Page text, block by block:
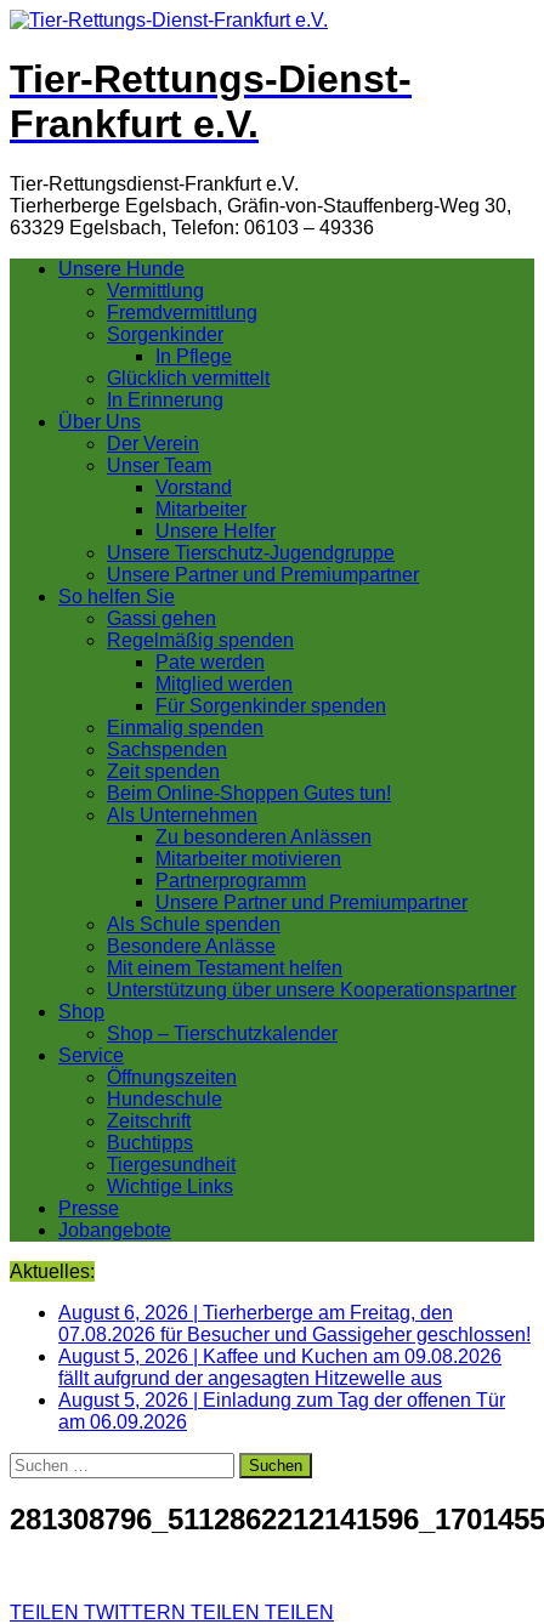
Tier-Rettungs-Dienst-
Frankfurt e.V.
Tier-Rettungsdienst-Frankfurt e.V.
Tierherberge Egelsbach, Gräfin-von-Stauffenberg-Weg 30,
63329 Egelsbach, Telefon: 06103 – 49336
Unsere Hunde
Vermittlung
Fremdvermittlung
Sorgenkinder
In Pflege
Glücklich vermittelt
In Erinnerung
Über Uns
Der Verein
Unser Team
Vorstand
Mitarbeiter
Unsere Helfer
Unsere Tierschutz-Jugendgruppe
Unsere Partner und Premiumpartner
So helfen Sie
Gassi gehen
Regelmäßig spenden
Pate werden
Mitglied werden
Für Sorgenkinder spenden
Einmalig spenden
Sachspenden
Zeit spenden
Beim Online-Shoppen Gutes tun!
Als Unternehmen
Zu besonderen Anlässen
Mitarbeiter motivieren
Partnerprogramm
Unsere Partner und Premiumpartner
Als Schule spenden
Besondere Anlässe
Mit einem Testament helfen
Unterstützung über unsere Kooperationspartner
Shop
Shop – Tierschutzkalender
Service
Öffnungszeiten
Hundeschule
Zeitschrift
Buchtipps
Tiergesundheit
Wichtige Links
Presse
Jobangebote
Aktuelles:
August 6, 2026
Tierherberge am Freitag, den
07.08.2026 für Besucher und Gassigeher geschlossen!
August 5, 2026
Kaffee und Kuchen am 09.08.2026
fällt aufgrund der angesagten Hitzewelle aus
August 5, 2026
Einladung zum Tag der offenen Tür
am 06.09.2026
Suchen
nach:
TEILEN TWITTERN TEILEN TEILEN